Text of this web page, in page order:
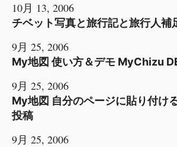
10月 13, 2006
チベット写真と旅行記と旅行人補
9月 25, 2006
My地図 使い方＆デモ MyChizu
9月 25, 2006
My地図 自分のページに貼り付け
投稿
9月 25, 2006